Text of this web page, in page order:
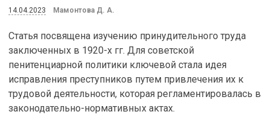
14.04.2023 Мамонтова Д. А.
Статья посвящена изучению принудительного труда
заключенных в 1920-х гг. Для советской
пенитенциарной политики ключевой стала идея
исправления преступников путем привлечения их к
трудовой деятельности, которая регламентировалась в
законодательно-нормативных актах.